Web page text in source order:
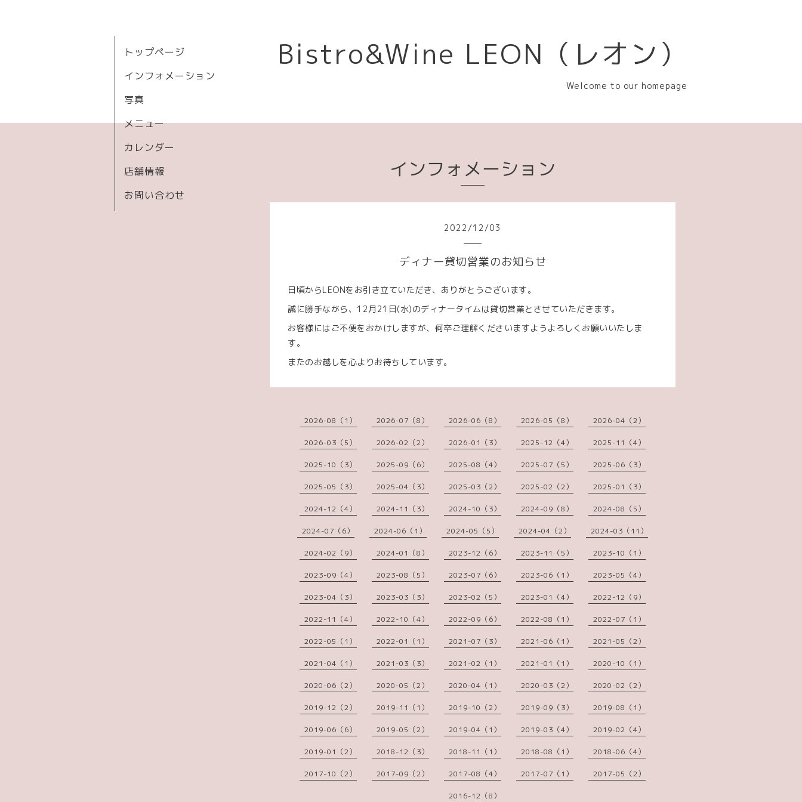
Bistro&Wine LEON（レオン）
Welcome to our homepage
トップページ
インフォメーション
写真
メニュー
カレンダー
店舗情報
お問い合わせ
インフォメーション
2022 /12 /03
ディナー貸切営業のお知らせ
日頃からLEONをお引き立ていただき、ありがとうございます。
誠に勝手ながら、12月21日(水)のディナータイムは貸切営業とさせていただきます。
お客様にはご不便をおかけしますが、何卒ご理解くださいますようよろしくお願いいたしま
す。
またのお越しを心よりお待ちしています。
2026-08（1） 2026-07（8） 2026-06（8） 2026-05（8） 2026-04（2）
2026-03（5） 2026-02（2） 2026-01（3） 2025-12（4） 2025-11（4）
2025-10（3） 2025-09（6） 2025-08（4） 2025-07（5） 2025-06（3）
2025-05（3） 2025-04（3） 2025-03（2） 2025-02（2） 2025-01（3）
2024-12（4） 2024-11（3） 2024-10（3） 2024-09（8） 2024-08（5）
2024-07（6） 2024-06（1） 2024-05（5） 2024-04（2） 2024-03（11）
2024-02（9） 2024-01（8） 2023-12（6） 2023-11（5） 2023-10（1）
2023-09（4） 2023-08（5） 2023-07（6） 2023-06（1） 2023-05（4）
2023-04（3） 2023-03（3） 2023-02（5） 2023-01（4） 2022-12（9）
2022-11（4） 2022-10（4） 2022-09（6） 2022-08（1） 2022-07（1）
2022-05（1） 2022-01（1） 2021-07（3） 2021-06（1） 2021-05（2）
2021-04（1） 2021-03（3） 2021-02（1） 2021-01（1） 2020-10（1）
2020-06（2） 2020-05（2） 2020-04（1） 2020-03（2） 2020-02（2）
2019-12（2） 2019-11（1） 2019-10（2） 2019-09（3） 2019-08（1）
2019-06（6） 2019-05（2） 2019-04（1） 2019-03（4） 2019-02（4）
2019-01（2） 2018-12（3） 2018-11（1） 2018-08（1） 2018-06（4）
2017-10（2） 2017-09（2） 2017-08（4） 2017-07（1） 2017-05（2）
2016-12（8）